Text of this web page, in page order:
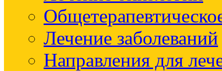
Лечение заболеваний
Направления для